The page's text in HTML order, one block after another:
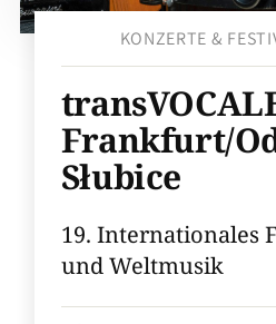
KONZERTE &
Frankfurt/
Słubice
19. Internationales
und Weltmusik